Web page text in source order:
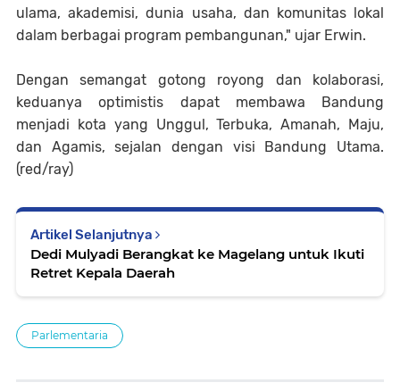
ulama, akademisi, dunia usaha, dan komunitas lokal
dalam berbagai program pembangunan," ujar Erwin.
Dengan semangat gotong royong dan kolaborasi,
keduanya optimistis dapat membawa Bandung
menjadi kota yang Unggul, Terbuka, Amanah, Maju,
dan Agamis, sejalan dengan visi Bandung Utama.
(red/ray)
Artikel Selanjutnya
Dedi Mulyadi Berangkat ke Magelang untuk Ikuti
Retret Kepala Daerah
Parlementaria